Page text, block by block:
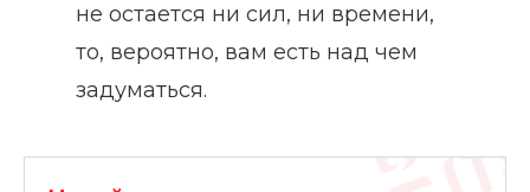
не остается ни сил, ни времени,
то, вероятно, вам есть над чем
задуматься.